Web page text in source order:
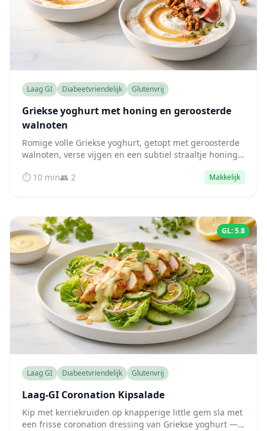
Laag GI Diabeetvriendelijk Glutenvrij
Griekse yoghurt met honing en geroosterde
walnoten
Romige volle Griekse yoghurt, getopt met geroosterde
walnoten, verse vijgen en een subtiel straaltje honing
urenlang stabiel houdt.
⏱️ 10 min👥 2 Makkelijk
GL: 5.8
Laag GI Diabeetvriendelijk Glutenvrij
Laag-GI Coronation Kipsalade
Kip met kerriekruiden op knapperige little gem sla met
een frisse coronation dressing van Griekse yoghurt —